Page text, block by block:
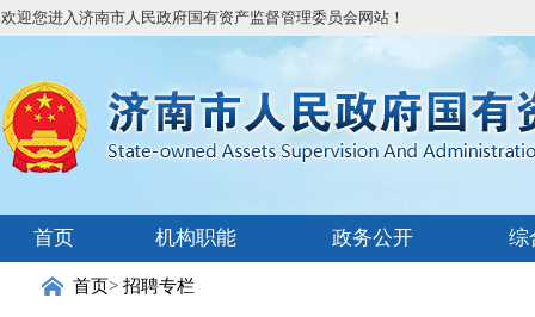
欢迎您进入济南市人民政府国有资产监督管理委员会网站！
首页 机构职能 政务公开 综
首页> 招聘专栏